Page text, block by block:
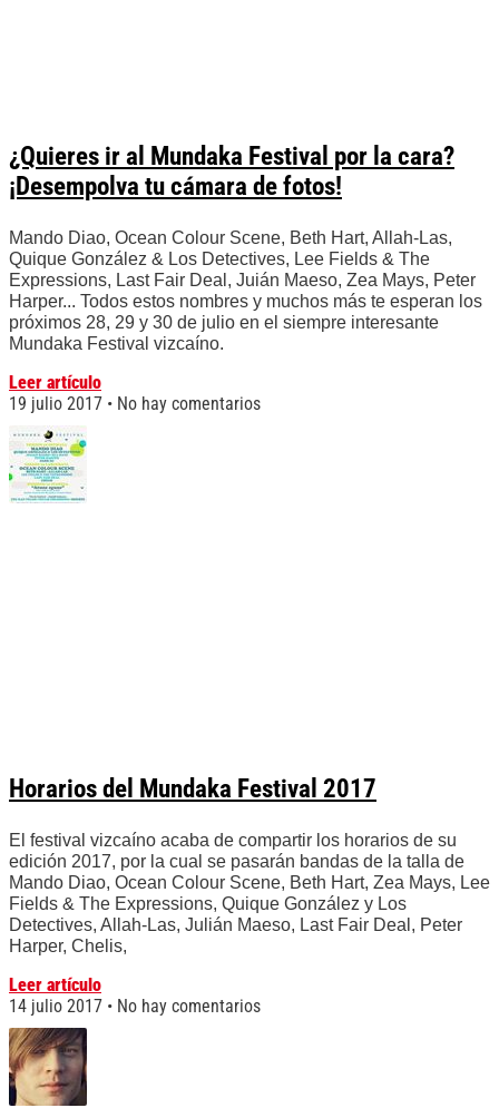
¿Quieres ir al Mundaka Festival por la cara?
¡Desempolva tu cámara de fotos!
Mando Diao, Ocean Colour Scene, Beth Hart, Allah-Las,
Quique González & Los Detectives, Lee Fields & The
Expressions, Last Fair Deal, Juián Maeso, Zea Mays, Peter
Harper... Todos estos nombres y muchos más te esperan los
próximos 28, 29 y 30 de julio en el siempre interesante
Mundaka Festival vizcaíno.
Leer artículo
19 julio 2017
No hay comentarios
Horarios del Mundaka Festival 2017
El festival vizcaíno acaba de compartir los horarios de su
edición 2017, por la cual se pasarán bandas de la talla de
Mando Diao, Ocean Colour Scene, Beth Hart, Zea Mays, Lee
Fields & The Expressions, Quique González y Los
Detectives, Allah-Las, Julián Maeso, Last Fair Deal, Peter
Harper, Chelis,
Leer artículo
14 julio 2017
No hay comentarios